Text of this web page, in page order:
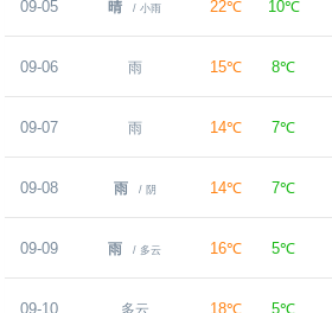
09-05 晴 / 小雨 22℃ 10℃
09-06 雨 15℃ 8℃
09-07 雨 14℃ 7℃
09-08 雨 / 阴 14℃ 7℃
09-09 雨 / 多云 16℃ 5℃
09-10 多云 18℃ 5℃